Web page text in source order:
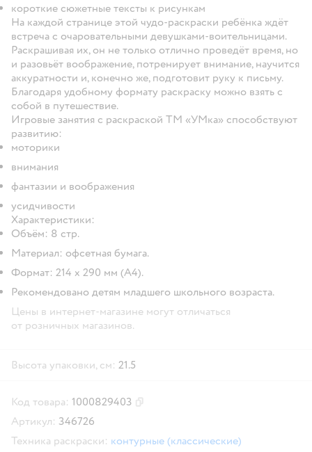
короткие сюжетные тексты к рисункам
На каждой странице этой чудо-раскраски ребёнка ждёт
встреча с очаровательными девушками-воительницами.
Раскрашивая их, он не только отлично проведёт время, но
и разовьёт воображение, потренирует внимание, научится
аккуратности и, конечно же, подготовит руку к письму.
Благодаря удобному формату раскраску можно взять с
собой в путешествие.
Игровые занятия с раскраской ТМ «УМка» способствуют
развитию:
моторики
внимания
фантазии и воображения
усидчивости
Характеристики:
Объём: 8 стр.
Материал: офсетная бумага.
Формат: 214 х 290 мм (А4).
Рекомендовано детям младшего школьного возраста.
Цены в интернет-магазине могут отличаться
от розничных магазинов.
Высота упаковки, см: 21.5
Код товара: 1000829403
Артикул: 346726
Техника раскраски: контурные (классические)